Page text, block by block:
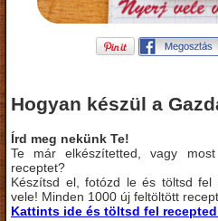
Hogyan készül a
Írd meg nekünk Te!
Te már elkészítetted, vagy
receptet?
Készítsd el, fotózd le és töltsd fel
vele! Minden 1000 új feltöltött
Kattints ide és töltsd fel